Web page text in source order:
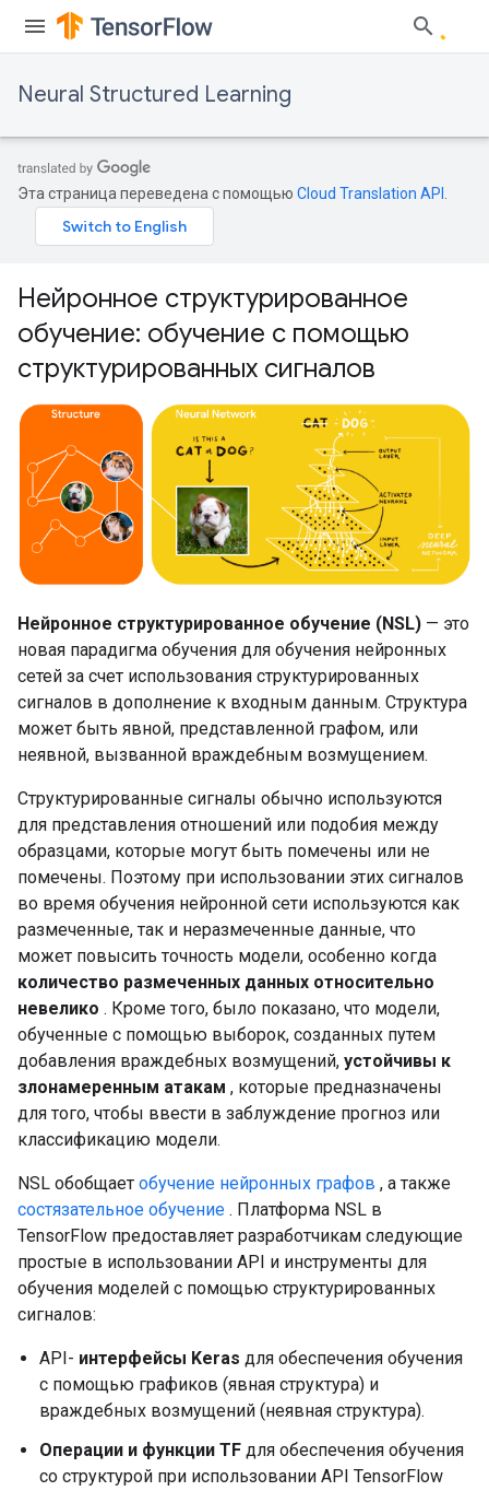
Neural Structured Learning
Эта страница переведена с помощью Cloud Translation API
Нейронное структурированное
обучение: обучение с помощью
структурированных сигналов
Нейронное структурированное обучение (NSL) — это
новая парадигма обучения для обучения нейронных
сетей за счет использования структурированных
сигналов в дополнение к входным данным. Структура
может быть явной, представленной графом, или
неявной, вызванной враждебным возмущением.
Структурированные сигналы обычно используются
для представления отношений или подобия между
образцами, которые могут быть помечены или не
помечены. Поэтому при использовании этих сигналов
во время обучения нейронной сети используются как
размеченные, так и неразмеченные данные, что
может повысить точность модели, особенно когда
количество размеченных данных относительно
невелико . Кроме того, было показано, что модели,
обученные с помощью выборок, созданных путем
добавления враждебных возмущений, устойчивы к
злонамеренным атакам , которые предназначены
для того, чтобы ввести в заблуждение прогноз или
классификацию модели.
NSL обобщает обучение нейронных графов , а также
состязательное обучение . Платформа NSL в
TensorFlow предоставляет разработчикам следующие
простые в использовании API и инструменты для
обучения моделей с помощью структурированных
сигналов:
API- интерфейсы Keras для обеспечения обучения
с помощью графиков (явная структура) и
враждебных возмущений (неявная структура).
Операции и функции TF для обеспечения обучения
со структурой при использовании API TensorFlow